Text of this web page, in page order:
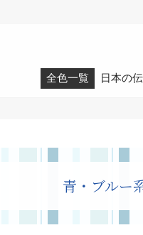
全色一覧 日本の
青・ブルー